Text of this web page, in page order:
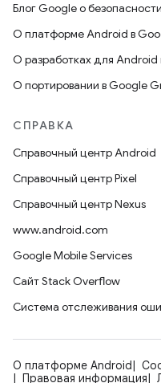
Блог Google о безопасности
О платформе Android в
О разработках для Android
О портировании в Google
СПРАВКА
Справочный центр Android
Справочный центр Pixel
Справочный центр Nexus
www.android.com
Google Mobile Services
Сайт Stack Overflow
Система отслеживания
О платформе Android
Правовая информация